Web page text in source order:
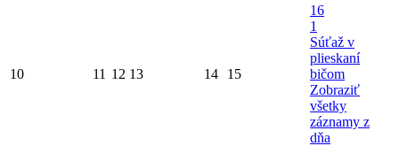
10 11 12 13 14 15
16
1
Súťaž v
plieskaní
bičom
Zobraziť
všetky
záznamy z
dňa